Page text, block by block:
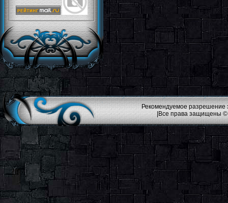
Рекомендуемое разрешение
|Все права защищены